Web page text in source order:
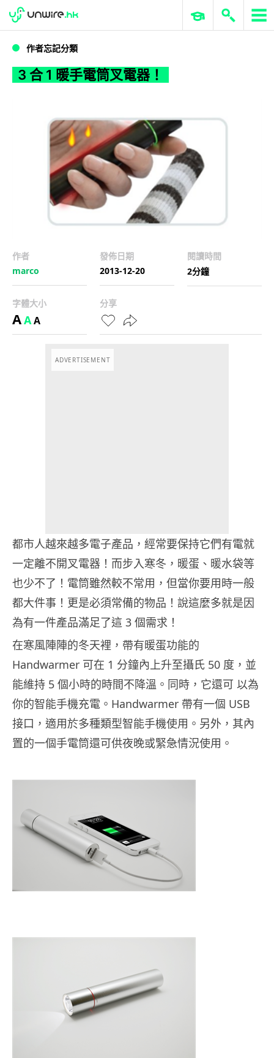
3 合 1 暖手電筒叉電器！
WWDC 2026 ERP 與商業 AI
作者忘記分類
3 合 1 暖手電筒叉電器！
作者
marco
發佈日期
2013-12-20
閱讀時間
2分鐘
字體大小
AAA
分享
ADVERTISEMENT
都市人越來越多電子產品，經常要保持它們有電就
一定離不開叉電器！而步入寒冬，暖蛋、暖水袋等
也少不了！電筒雖然較不常用，但當你要用時一般
都大件事！更是必須常備的物品！說這麼多就是因
為有一件產品滿足了這 3 個需求！
在寒風陣陣的冬天裡，帶有暖蛋功能的
Handwarmer 可在 1 分鐘內上升至攝氏 50 度，並
能維持 5 個小時的時間不降溫。 同時，它還可 ​​以為
你的智能手機充電。 Handwarmer 帶有一個 USB
接口，適用於多種類型智能手機使用。 另外，其內
置的一個手電筒還可供夜晚或緊急情況使用。